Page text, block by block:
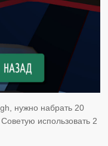
нужно набрать 20
Советую использовать 2